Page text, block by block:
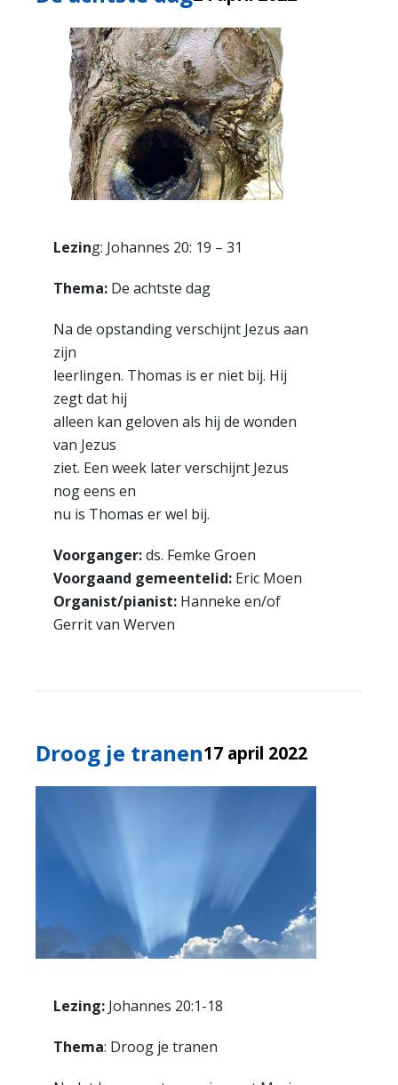
Lezing: Johannes 20: 19 – 31
Thema: De achtste dag
Na de opstanding verschijnt Jezus aan
zijn
leerlingen. Thomas is er niet bij. Hij
zegt dat hij
alleen kan geloven als hij de wonden
van Jezus
ziet. Een week later verschijnt Jezus
nog eens en
nu is Thomas er wel bij.
Voorganger:ds. Femke Groen
Voorgaand gemeentelid: Eric Moen
Organist/pianist: Hanneke en/of
Gerrit van Werven
Droog je tranen17 april 2022
Lezing: Johannes 20:1-18
Thema: Droog je tranen